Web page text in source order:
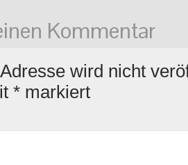
Kommentar
wird nicht
* markiert